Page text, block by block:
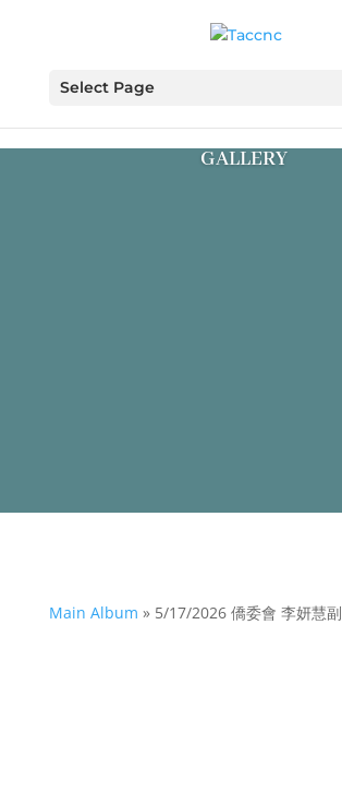
Select Page
GALLERY
Main Album » 5/17/2026 僑委會 李妍慧